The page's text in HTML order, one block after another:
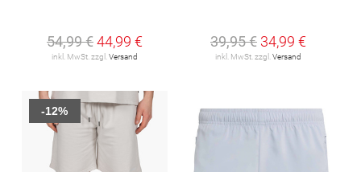
54,99 €44,99 €
inkl. MwSt. zzgl. Versand
39,95 € 34,99 €
inkl. MwSt. zzgl. Versand
-12%